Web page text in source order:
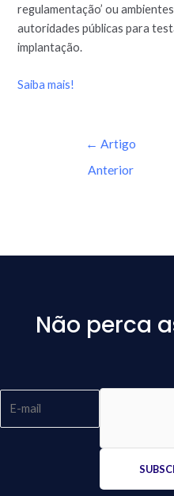
regulamentação’ ou
autoridades públicas para
implantação.
Saiba mais!
← Artigo
Anterior
Não perca